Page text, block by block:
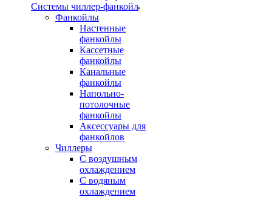
Системы чиллер-фанкойл
Фанкойлы
Настенные
фанкойлы
Кассетные
фанкойлы
Канальные
фанкойлы
Напольно-
потолочные
фанкойлы
Аксессуары для
фанкойлов
Чиллеры
С воздушным
охлаждением
С водяным
охлаждением